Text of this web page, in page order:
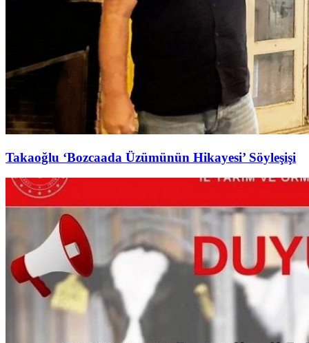
Takaoğlu ‘Bozcaada Üzümünün Hikayesi’ Söyleşişi